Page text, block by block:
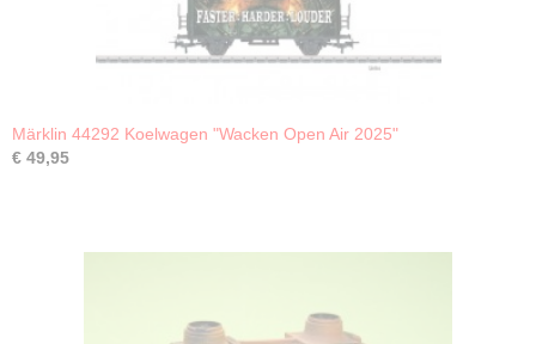
Märklin 44292 Koelwagen "Wacken Open Air 2025"
€ 49,95